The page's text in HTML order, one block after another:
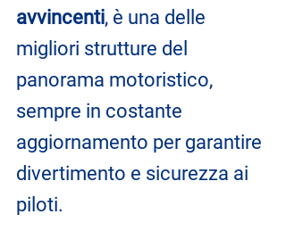
avvincenti, è una delle
migliori strutture del
panorama motoristico,
sempre in costante
aggiornamento per garantire
divertimento e sicurezza ai
piloti.